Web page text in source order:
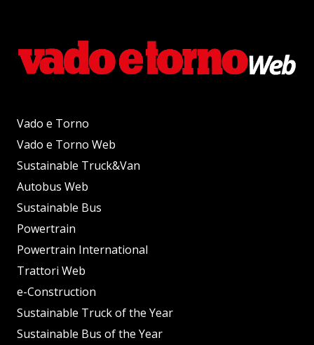
Vado e Torno
Vado e Torno Web
Sustainable Truck&Van
Autobus Web
Sustainable Bus
Powertrain
Powertrain International
Trattori Web
e-Construction
Sustainable Truck of the Year
Sustainable Bus of the Year